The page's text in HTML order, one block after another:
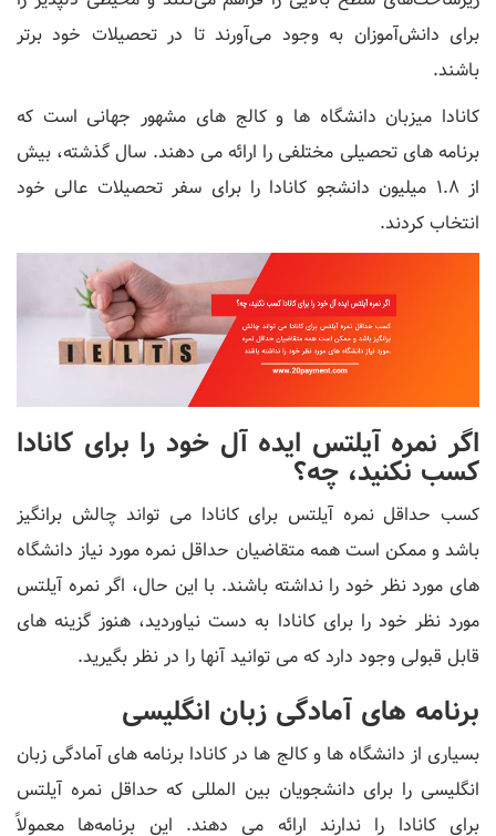
برای دانش‌آموزان به وجود می‌آورند تا در تحصیلات خود برتر
باشند.
کانادا میزبان دانشگاه ها و کالج های مشهور جهانی است که
برنامه های تحصیلی مختلفی را ارائه می دهند. سال گذشته، بیش
از 1.8 میلیون دانشجو کانادا را برای سفر تحصیلات عالی خود
انتخاب کردند.
اگر نمره آیلتس ایده آل خود را برای کانادا
کسب نکنید، چه؟
کسب حداقل نمره آیلتس برای کانادا می تواند چالش برانگیز
باشد و ممکن است همه متقاضیان حداقل نمره مورد نیاز دانشگاه
های مورد نظر خود را نداشته باشند. با این حال، اگر نمره آیلتس
مورد نظر خود را برای کانادا به دست نیاوردید، هنوز گزینه های
قابل قبولی وجود دارد که می توانید آنها را در نظر بگیرید.
برنامه های آمادگی زبان انگلیسی
بسیاری از دانشگاه ها و کالج ها در کانادا برنامه های آمادگی زبان
انگلیسی را برای دانشجویان بین المللی که حداقل نمره آیلتس
برای کانادا را ندارند ارائه می دهند. این برنامه‌ها معمولاً